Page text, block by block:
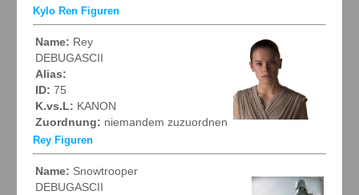
Kylo Ren Figuren
Name: Rey
DEBUGASCII
Alias:
ID: 75
K.vs.L: KANON
Zuordnung: niemandem zuzuordnen
Rey Figuren
Name: Snowtrooper
DEBUGASCII